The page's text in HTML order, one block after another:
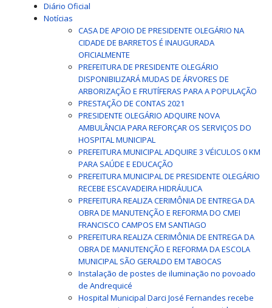
Diário Oficial
Notícias
CASA DE APOIO DE PRESIDENTE OLEGÁRIO NA
CIDADE DE BARRETOS É INAUGURADA
OFICIALMENTE
PREFEITURA DE PRESIDENTE OLEGÁRIO
DISPONIBILIZARÁ MUDAS DE ÁRVORES DE
ARBORIZAÇÃO E FRUTÍFERAS PARA A POPULAÇÃO
PRESTAÇÃO DE CONTAS 2021
PRESIDENTE OLEGÁRIO ADQUIRE NOVA
AMBULÂNCIA PARA REFORÇAR OS SERVIÇOS DO
HOSPITAL MUNICIPAL
PREFEITURA MUNICIPAL ADQUIRE 3 VÉICULOS 0 KM
PARA SAÚDE E EDUCAÇÃO
PREFEITURA MUNICIPAL DE PRESIDENTE OLEGÁRIO
RECEBE ESCAVADEIRA HIDRÁULICA
PREFEITURA REALIZA CERIMÔNIA DE ENTREGA DA
OBRA DE MANUTENÇÃO E REFORMA DO CMEI
FRANCISCO CAMPOS EM SANTIAGO
PREFEITURA REALIZA CERIMÔNIA DE ENTREGA DA
OBRA DE MANUTENÇÃO E REFORMA DA ESCOLA
MUNICIPAL SÃO GERALDO EM TABOCAS
Instalação de postes de iluminação no povoado
de Andrequicé
Hospital Municipal Darci José Fernandes recebe